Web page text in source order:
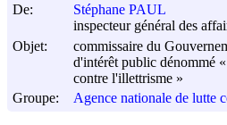
De:
Stéphane PAUL
inspecteur général des
Objet:
commissaire du
d'intérêt public dénommé
contre l'illettrisme »
Groupe:
Agence nationale de lutte